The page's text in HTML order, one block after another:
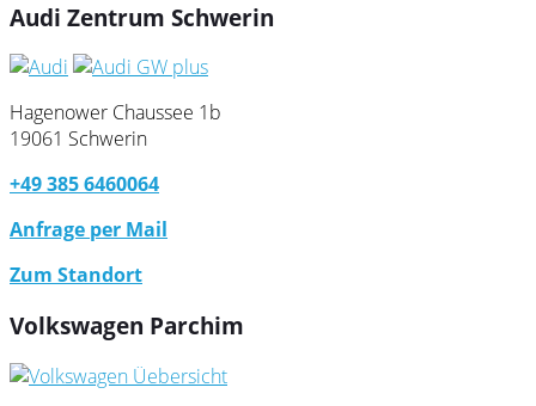
Audi Zentrum Schwerin
Hagenower Chaussee 1b
19061 Schwerin
+49 385 6460064
Anfrage per Mail
Zum Standort
Volkswagen Parchim